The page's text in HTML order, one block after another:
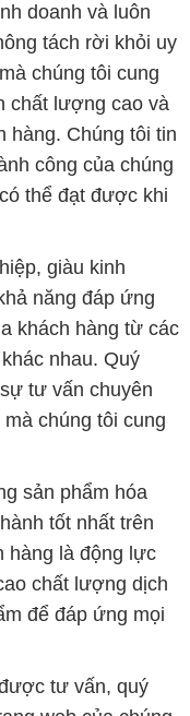
doanh và luôn
tách rời khỏi uy
chúng tôi cung
chất lượng cao và
hàng. Chúng tôi tin
công của chúng
thể đạt được khi
giàu kinh
năng đáp ứng
khách hàng từ các
nhau. Quý
tư vấn chuyên
chúng tôi cung
sản phẩm hóa
tốt nhất trên
hàng là động lực
chất lượng dịch
để đáp ứng mọi
tư vấn, quý